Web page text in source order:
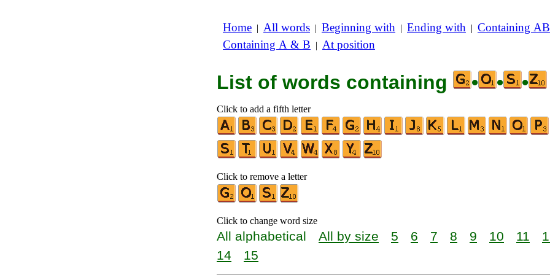
Home | All words | Beginning with | Ending with | Containing AB
Containing A & B | At position
List of words containing • • •
Click to add a fifth letter
Click to remove a letter
Click to change word size
All alphabetical All by size 5 6 7 8 9 10 11
14
15